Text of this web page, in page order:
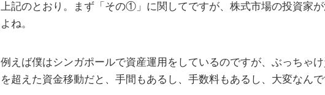
上記のとおり。まず「その①」に関してですが、株式市場の投資家
よね。
例えば僕はシンガポールで資産運用をしているのですが、ぶっちゃ
を超えた資金移動だと、手間もあるし、手数料もあるし、大変なんで